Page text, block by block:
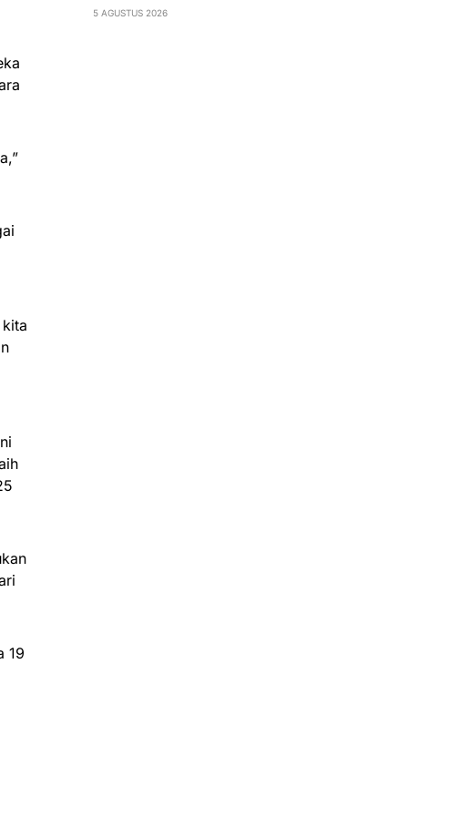
19
5 AGUSTUS 2026